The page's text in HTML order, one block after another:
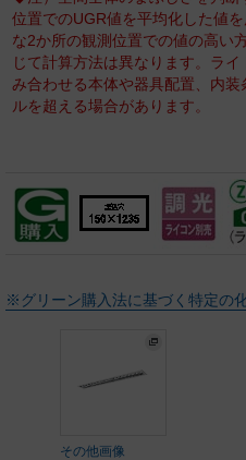
位置でのUGR値を平均化した値
な2か所の観測位置での値の高い
じて計算方法は異なります。ラ
み合わせる本体や器具配置、内
ルを超える場合があります。
※グリーン購入法に基づく特定の
その他画像